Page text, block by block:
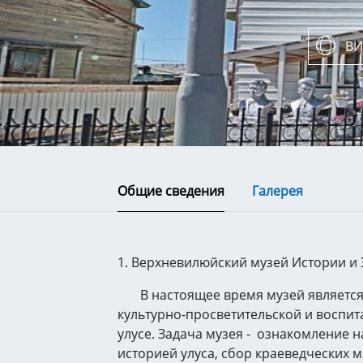
Общие сведения Галерея
1. Верхневилюйский музей Истории и
В настоящее время музей
культурно-просветительской и
улусе. Задача музея - ознакомление
историей улуса, сбор краеведческих